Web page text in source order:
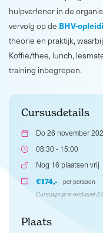
hulpverlener in de
vervolg op de BHV-
theorie en praktijk,
Koffie/thee, lunch,
training inbegrepen.
Cursusdetails
Do 26 november
08:30 - 15:00
Nog 16 plaatsen vrij
€174,-
per persoon
Cursusprijs is exclusief
Plaats